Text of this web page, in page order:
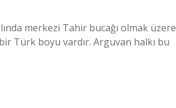
merkezi Tahir bucağı olmak üzere
Türk boyu vardır. Arguvan halkı bu